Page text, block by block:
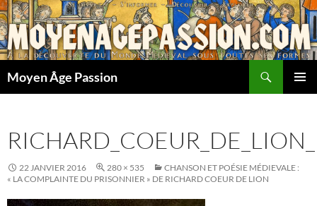
Aller
au
contenu
Moyen Âge Passion
22 JANVIER 2016 280 × 535
CHANSON ET POÉSIE MÉDIEVALE :
« LA COMPLAINTE DU PRISONNIER » DE RICHARD COEUR DE LION